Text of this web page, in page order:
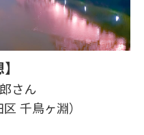
さん
千鳥ヶ淵）